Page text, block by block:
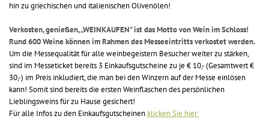
hin zu griechischen und italienischen Olivenölen!
Verkosten, genießen, „WEINKAUFEN" ist das Motto von Wein im Schloss!
Rund 600 Weine können im Rahmen des Messeeintritts verkostet werden.
Um die Messequalität für alle weinbegeistern Besucher weiter zu stärken,
sind im Messeticket bereits 3 Einkaufsgutscheine zu je € 10,- (Gesamtwert €
30,-) im Preis inkludiert, die man bei den Winzern auf der Messe einlösen
kann! Somit sind bereits die ersten Weinflaschen des persönlichen
Lieblingsweins für zu Hause gesichert!
Für alle Infos zu den Einkaufsgutscheinen klicken Sie hier: